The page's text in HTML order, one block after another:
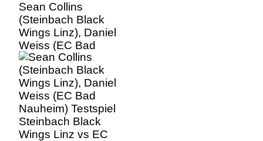
Sean Collins
(Steinbach Black
Wings Linz), Daniel
Weiss (EC Bad
Nauheim) Testspiel
Steinbach Black
Wings Linz vs EC
Bad Nauheim, Linz
AG Eisarena, pre
season